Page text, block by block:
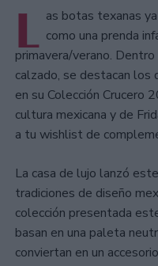
L as botas texanas
como una prenda
primavera/verano.
calzado, se destacan
en su Colección Crucero
cultura mexicana y de
a tu wishlist de
La casa de lujo lanzó
tradiciones de diseño
colección presentada
basan en una paleta
conviertan en un